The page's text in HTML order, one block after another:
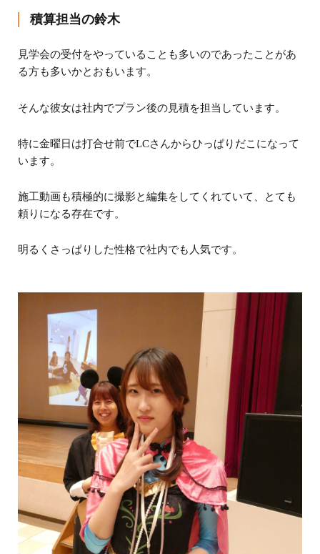
積算担当の鈴木
見学会の受付をやっていることも多いのであったことがあ
る方も多いかとおもいます。
そんな彼女は社内でプラン後の見積を担当しています。
特に金曜日は打合せ前でLCさんからひっぱりだこになって
います。
施工動画も積極的に撮影と編集をしてくれていて、とても
頼りになる存在です。
明るくさっぱりした性格で社内でも人気です。